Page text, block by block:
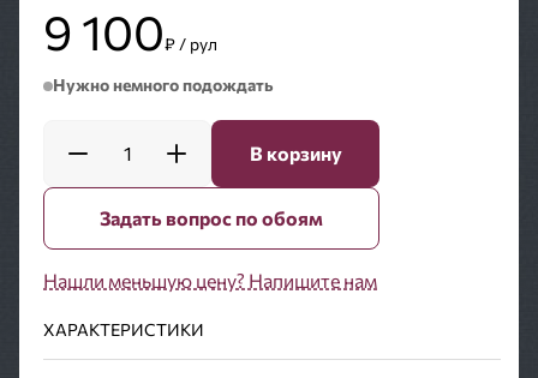
9 100₽ / рул
Нужно немного подождать
1 В корзину
Задать вопрос по обоям
Нашли меньшую цену? Напишите нам
ХАРАКТЕРИСТИКИ